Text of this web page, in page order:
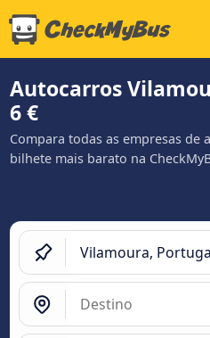
Autocarros
6 €
Compara todas as empresas de
bilhete mais barato na